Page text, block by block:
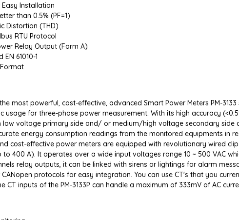
Easy Installation
than 0.5% (PF=1)
Distortion (THD)
RTU Protocol
Relay Output (Form A)
EN 61010-1
the most powerful, cost-effective, advanced Smart Power Meters PM-
usage for three-phase power measurement. With its high accuracy
voltage primary side and/ or medium/high voltage secondary side
energy consumption readings from the monitored equipments in
cost-effective power meters are equipped with revolutionary wired
to 400 A). It operates over a wide input voltages range 10 ~ 500 VAC
relay outputs, it can be linked with sirens or lightings for alarm
CANopen protocols for easy integration. You can use CT's that you
CT inputs of the PM-3133P can handle a maximum of 333mV of AC